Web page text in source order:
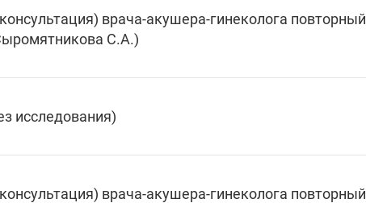
врача-акушера-гинеколога повторный
С.А.)
исследования)
врача-акушера-гинеколога повторный